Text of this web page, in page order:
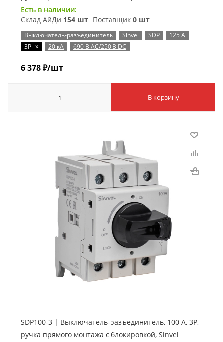
Есть в наличии:
Склад АйДи 154 шт Поставщик 0 шт
Выключатель-разъединитель Sinvel SDP
125 А
3P x 20 кА 690 В AC/250 В DC
6 378₽/шт
В корзину
SDP100-3 | Выключатель-разъединитель, 100 А, 3Р,
ручка прямого монтажа с блокировкой, Sinvel